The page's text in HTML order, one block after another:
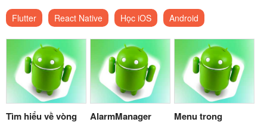
Flutter React Native Học iOS Android
Tìm hiểu về vòng
AlarmManager
Menu trong